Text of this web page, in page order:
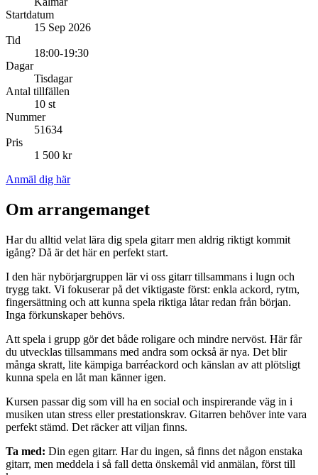
Startdatum
15 Sep 2026
Tid
18:00-19:30
Dagar
Tisdagar
Antal tillfällen
10 st
Nummer
51634
Pris
1 500 kr
Anmäl dig här
Om arrangemanget
Har du alltid velat lära dig spela gitarr men aldrig riktigt kommit
igång? Då är det här en perfekt start.
I den här nybörjargruppen lär vi oss gitarr tillsammans i lugn och
trygg takt. Vi fokuserar på det viktigaste först: enkla ackord, rytm,
fingersättning och att kunna spela riktiga låtar redan från början.
Inga förkunskaper behövs.
Att spela i grupp gör det både roligare och mindre nervöst. Här får
du utvecklas tillsammans med andra som också är nya. Det blir
många skratt, lite kämpiga barréackord och känslan av att plötsligt
kunna spela en låt man känner igen.
Kursen passar dig som vill ha en social och inspirerande väg in i
musiken utan stress eller prestationskrav. Gitarren behöver inte vara
perfekt stämd. Det räcker att viljan finns.
Ta med: Din egen gitarr. Har du ingen, så finns det någon enstaka
gitarr, men meddela i så fall detta önskemål vid anmälan, först till